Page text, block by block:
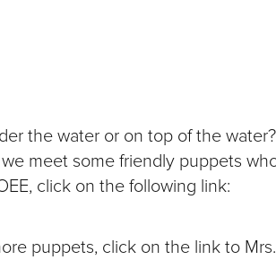
the water or on top of the water?
meet some friendly puppets
click on the following link:
puppets, click on the link to Mrs.